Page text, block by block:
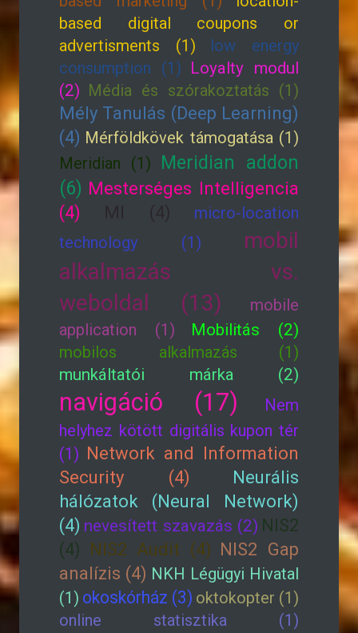
based digital coupons or
advertisments (1)
low energy
consumption (1) Loyalty modul
(2) Média és szórakoztatás (1)
Mély Tanulás (Deep Learning)
(4) Mérföldkövek támogatása (1)
Meridian (1)
Meridian addon
(6) Mesterséges Intelligencia
(4)
micro-location
technology (1)
mobil
alkalmazás vs.
weboldal (13)
mobile
application (1)
Mobilitás (2)
mobilos alkalmazás (1)
munkáltatói márka (2)
navigáció (17)
Nem
helyhez kötött digitális kupon tér
(1) Network and Information
Security (4)
Neurális
hálózatok (Neural Network)
(4) nevesített szavazás (2) NIS2
(4) NIS2 Audit (4) NIS2 Gap
analízis (4) NKH Légügyi Hivatal
(1) okoskórház (3) oktokopter (1)
online statisztika (1)